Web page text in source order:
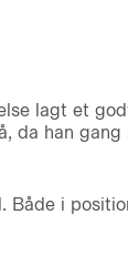
lagt et
da han
Både i